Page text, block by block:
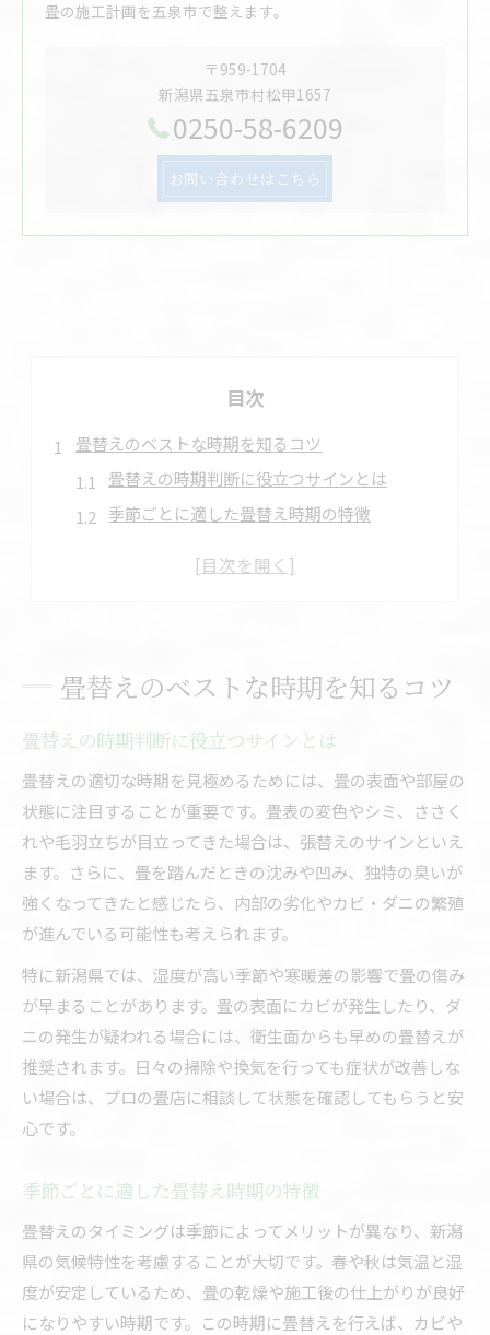
畳の施工計画を五泉市で整えます。
〒959-1704
新潟県五泉市村松甲1657
0250-58-6209
お問い合わせはこちら
目次
畳替えのベストな時期を知るコツ
畳替えの時期判断に役立つサインとは
季節ごとに適した畳替え時期の特徴
畳替え時期を決める最適なタイミング
新潟県の湿度と畳替え時期の関係性
畳替え時期を踏まえた和室の空気管理
畳替え後の快適さを保つ日常ケア
新潟県の気候に適した畳替えの選び方
畳の寿命と交換タイミングの見極め方
畳替え時期と寿命の目安を知る方法
畳替えタイミングを左右する劣化サイン
畳替えに最適な交換時期の見分け方
畳替え時期を逃すとどうなるか解説
畳替え時期と寿命を延ばすコツ
湿度と気温に合う畳替え方法を解説
新潟県の湿度に強い畳替え素材の選択
気温変化に対応した畳替えメンテナンス
畳替え時期に悩む方へ失敗しない判断術
畳替え時期の迷いを解消する判断基準
畳替えのベストな時期を知るコツ
畳替えの時期判断に役立つサインとは
畳替えの適切な時期を見極めるためには、畳の表面や部屋の
状態に注目することが重要です。畳表の変色やシミ、ささく
れや毛羽立ちが目立ってきた場合は、張替えのサインといえ
ます。さらに、畳を踏んだときの沈みや凹み、独特の臭いが
強くなってきたと感じたら、内部の劣化やカビ・ダニの繁殖
が進んでいる可能性も考えられます。
特に新潟県では、湿度が高い季節や寒暖差の影響で畳の傷み
が早まることがあります。畳の表面にカビが発生したり、ダ
ニの発生が疑われる場合には、衛生面からも早めの畳替えが
推奨されます。日々の掃除や換気を行っても症状が改善しな
い場合は、プロの畳店に相談して状態を確認してもらうと安
心です。
季節ごとに適した畳替え時期の特徴
畳替えのタイミングは季節によってメリットが異なり、新潟
県の気候特性を考慮することが大切です。春や秋は気温と湿
度が安定しているため、畳の乾燥や施工後の仕上がりが良好
になりやすい時期です。この時期に畳替えを行えば、カビや